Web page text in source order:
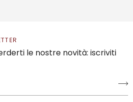
le nostre novità: iscriviti